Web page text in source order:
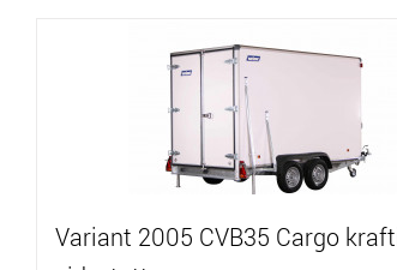
Variant 2005 CVB35 Cargo